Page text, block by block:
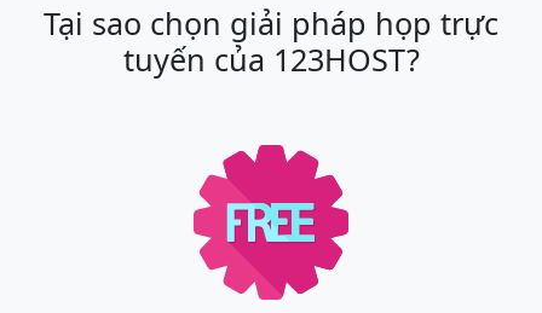
Tại sao chọn giải pháp họp trực
tuyến của 123HOST?